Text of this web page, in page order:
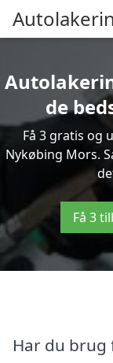
de
Få 3 gratis og
Nykøbing Mors.
Få 3
Har du